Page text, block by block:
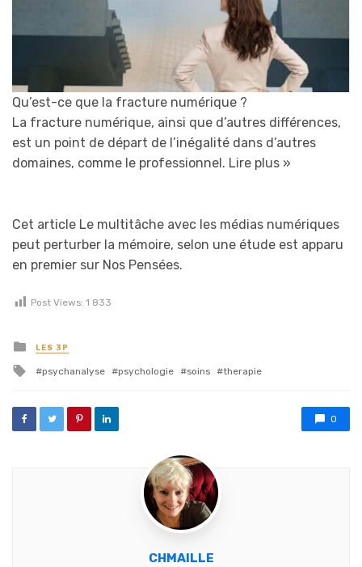
Qu’est-ce que la fracture numérique ?
La fracture numérique, ainsi que d’autres différences,
est un point de départ de l’inégalité dans d’autres
domaines, comme le professionnel. Lire plus »
Cet article Le multitâche avec les médias numériques
peut perturber la mémoire, selon une étude est apparu
en premier sur Nos Pensées.
Post Views: 1 833
Posted in
LES 3P
Tagged with
psychanalyse psychologie soins therapie
0
CHMAILLE